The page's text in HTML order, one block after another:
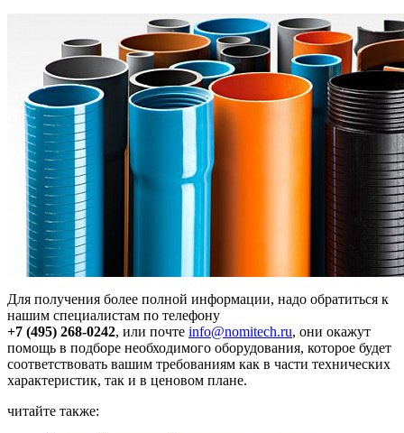
Для получения более полной информации, надо обратиться к
нашим специалистам по телефону
+7 (495) 268-0242, или почте info@nomitech.ru, они окажут
помощь в подборе необходимого оборудования, которое будет
соответствовать вашим требованиям как в части технических
характеристик, так и в ценовом плане.
читайте также: